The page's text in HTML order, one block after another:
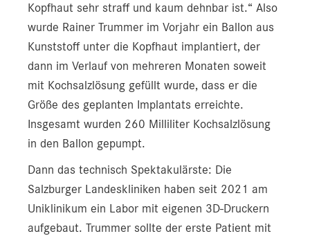
Kopfhaut sehr straff und kaum dehnbar ist.“ Also
wurde Rainer Trummer im Vorjahr ein Ballon aus
Kunststoff unter die Kopfhaut implantiert, der
dann im Verlauf von mehreren Monaten soweit
mit Kochsalzlösung gefüllt wurde, dass er die
Größe des geplanten Implantats erreichte.
Insgesamt wurden 260 Milliliter Kochsalzlösung
in den Ballon gepumpt.
Dann das technisch Spektakulärste: Die
Salzburger Landeskliniken haben seit 2021 am
Uniklinikum ein Labor mit eigenen 3D-Druckern
aufgebaut. Trummer sollte der erste Patient mit